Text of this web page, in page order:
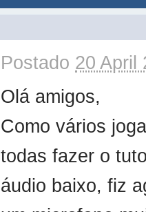
Postado 20 April
Olá amigos,
Como vários
todas fazer o
áudio baixo, fiz